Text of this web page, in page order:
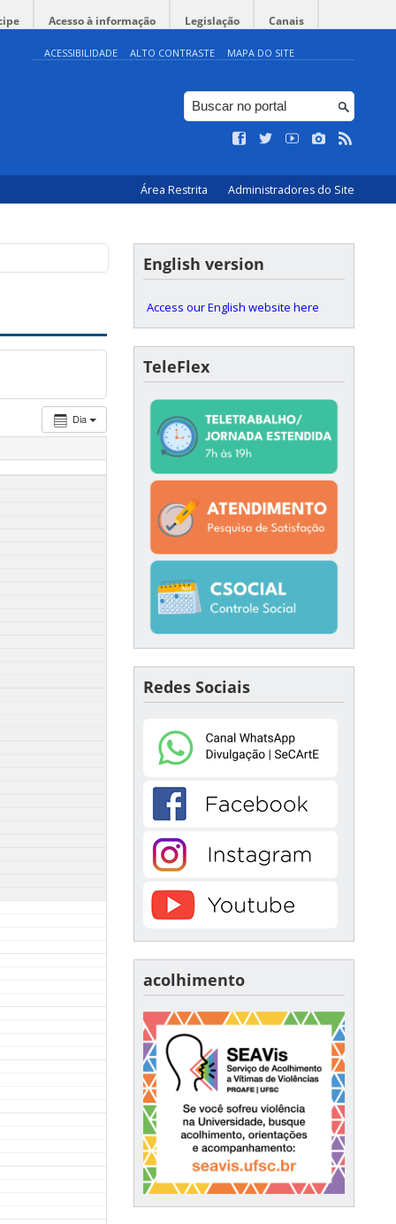
Acesso à informação Legislação Canais
ACESSIBILIDADE ALTO CONTRASTE MAPA DO SITE
Área Restrita Administradores do Site
Dia
English version
Access our English website here
TeleFlex
Redes Sociais
acolhimento